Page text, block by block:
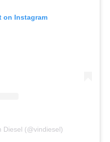
on Instagram
Diesel (@vindiesel)